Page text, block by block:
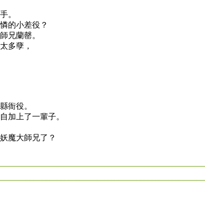
。
的小差役？
兄蘭罄。
多孽，
衙役。
加上了一輩子。
魔大師兄了？